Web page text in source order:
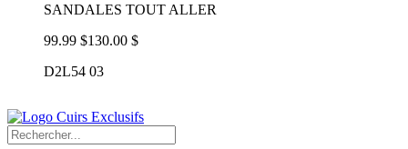
SANDALES TOUT ALLER
99.99 $130.00 $
D2L54 03